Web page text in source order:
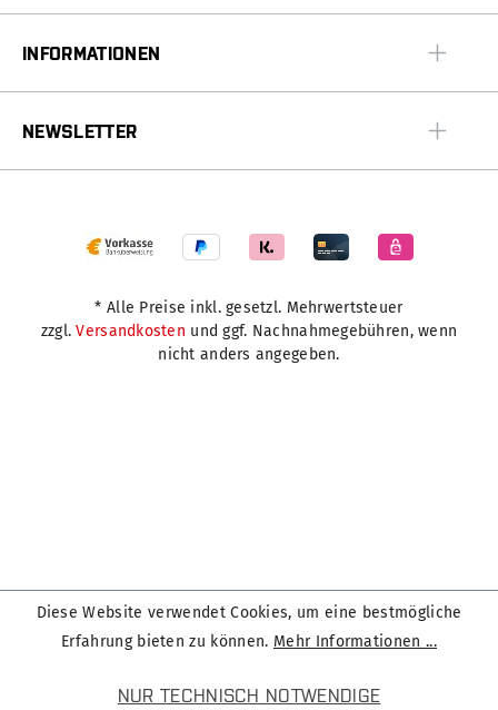
INFORMATIONEN
NEWSLETTER
* Alle Preise inkl. gesetzl. Mehrwertsteuer
zzgl.Versandkosten und ggf. Nachnahmegebühren, wenn
nicht anders angegeben.
Diese Website verwendet Cookies, um eine bestmögliche
Erfahrung bieten zu können. Mehr Informationen ...
NUR TECHNISCH NOTWENDIGE